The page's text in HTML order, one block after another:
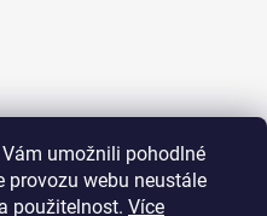
umožnili pohodlné
provozu webu neustále
použitelnost. Více